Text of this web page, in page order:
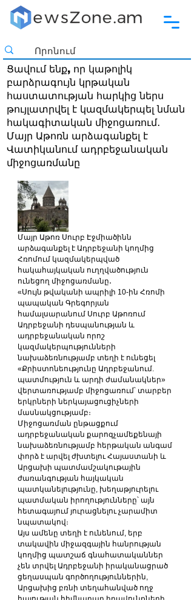
Ցավում ենք, որ կաթոլիկ
բարձրագույն կրթական
հաստատության հարկից ներս
թույլատրվել է կազմակերպել նման
հակագիտական միջոցառում․
Մայր Աթոռն արձագանքել է
Վատիկանում ադրբեջանական
միջոցառմանը
Մայր Աթոռ Սուրբ Էջմիածինն
արձագանքել է Ադրբեջանի կողմից
Հռոմում կազմակերպված
հակահայկական ուղղվածություն
ունեցող միջոցառմանը․
«Սույն թվականի ապրիլի 10-ին Հռոմի
պապական Գրեգորյան
համալսարանում Սուրբ Աթոռում
Ադրբեջանի դեսպանության և
ադրբեջանական որոշ
կազմակերպությունների
նախաձեռնությամբ տեղի է ունեցել
«Քրիստոնեությունը Ադրբեջանում.
պատմություն և արդի ժամանակներ»
վերտառությամբ միջոցառում՝ տարբեր
երկրների ներկայացուցիչների
մասնակցությամբ։
Միջոցառման ընթացքում
ադրբեջանական քարոզչամեքենայի
նախաձեռնությամբ հերթական անգամ
փորձ է արվել ժխտելու Հայաստանի և
Արցախի պատմամշակութային
ժառանգության հայկական
պատկանելությունը, խեղաթյուրելու
պատմական իրողությունները՝ այն
հետագայում յուրացնելու չարամիտ
նպատակով։
Այս ամենը տեղի է ունենում, երբ
տակավին միջազգային հանրության
կողմից պատշաճ գնահատականներ
չեն տրվել Ադրբեջանի իրականացրած
ցեղասպան գործողություններին,
Արցախից բռնի տեղահանված ողջ